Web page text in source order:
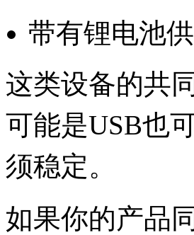
带有锂电池
这类设备的共
可能是USB也
须稳定。
如果你的产品